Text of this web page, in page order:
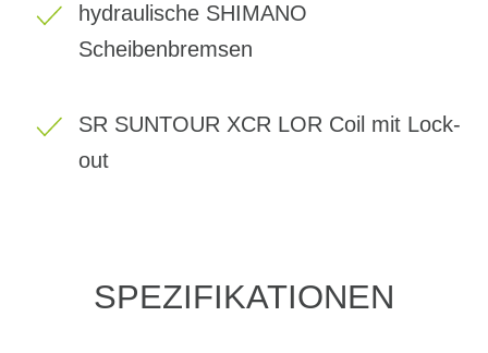
hydraulische SHIMANO
Scheibenbremsen
SR SUNTOUR XCR LOR Coil mit Lock-
out
SPEZIFIKATIONEN